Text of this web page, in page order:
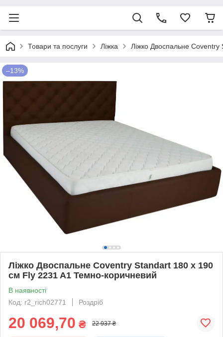
Товари та послуги Ліжка Ліжко Двоспальне
–13%
Ліжко Двоспальне Coventry Standart 180 х 190
см Fly 2231 A1 Темно-коричневий
В наявності
Код: r2_rich02771
Роздріб
20 069,70 ₴ 22 937 ₴